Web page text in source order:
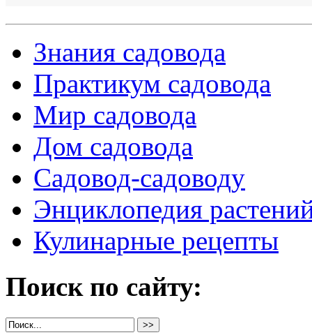
Знания садовода
Практикум садовода
Мир садовода
Дом садовода
Садовод-садоводу
Энциклопедия
Кулинарные рецепты
Поиск по сайту: